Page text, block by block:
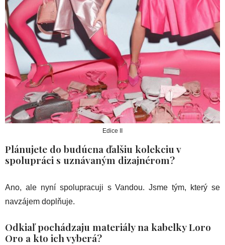
Edice II
Plánujete do budúcna ďalšiu kolekciu v
spolupráci s uznávaným dizajnérom?
Ano, ale nyní spolupracuji s Vandou. Jsme tým, který se
navzájem doplňuje.
Odkiaľ pochádzaju materiály na kabelky Loro
Oro a kto ich vyberá?